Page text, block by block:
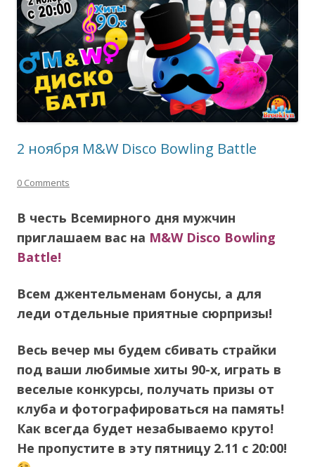
2 ноября M&W Disco Bowling Battle
0 Comments
В честь Всемирного дня мужчин
приглашаем вас на M&W Disco Bowling
Battle!
Всем джентельменам бонусы, а для
леди отдельные приятные сюрпризы!
Весь вечер мы будем сбивать страйки
под ваши любимые хиты 90-х, играть в
веселые конкурсы, получать призы от
клуба и фотографироваться на память!
Как всегда будет незабываемо круто!
Не пропустите в эту пятницу 2.11 с 20:00!